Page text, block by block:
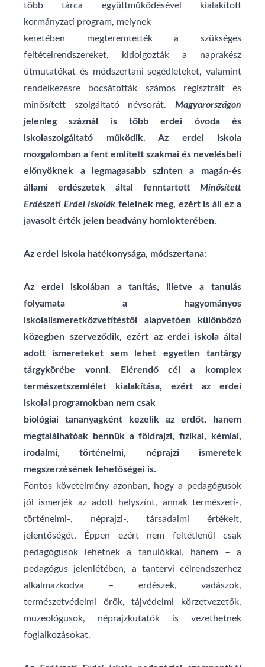
több tárca együttműködésével kialakított
kormányzati program, melynek
keretében megteremtették a szükséges
feltételrendszereket, kidolgozták a naprakész
útmutatókat és módszertani segédleteket, valamint
rendelkezésre bocsátották számos regisztrált és
minősített szolgáltató névsorát. Magyarországon
jelenleg száznál is több erdei
óvoda és
iskolaszolgáltató működik. Az erdei iskola
mozgalomban a fent említett szakmai és nevelésbeli
előnyöknek a legmagasabb szinten a magán-és
állami erdészetek
által fenntartott Minősített
Erdészeti Erdei Iskolák felelnek meg, ezért is áll ez a
javasolt érték jelen beadvány homlokterében.
Az erdei iskola hatékonysága, módszertana:
Az erdei iskolában a tanítás, illetve a tanulás
folyamata a hagyományos
iskolaiismeretközvetítéstől alapvetően különböző
közegben szerveződik, ezért az erdei iskola által
adott ismereteket sem lehet egyetlen tantárgy
tárgykörébe vonni. Elérendő cél a komplex
természetszemlélet kialakítása, ezért az erdei
iskolai programokban nem csak
biológiai tananyagként kezelik az erdőt, hanem
megtalálhatóak bennük a földrajzi, fizikai, kémiai,
irodalmi, történelmi, néprajzi ismeretek
megszerzésének lehetőségei is.
Fontos követelmény azonban, hogy a pedagógusok
jól ismerjék az adott helyszínt, annak természeti-,
történelmi-, néprajzi-, társadalmi értékeit,
jelentőségét. Éppen ezért nem feltétlenül csak
pedagógusok lehetnek a tanulókkal, hanem – a
pedagógus jelenlétében, a tantervi célrendszerhez
alkalmazkodva – erdészek, vadászok,
természetvédelmi őrök, tájvédelmi körzetvezetők,
muzeológusok, néprajzkutatók is vezethetnek
foglalkozásokat.